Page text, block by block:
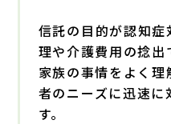
信託の目的が認知
理や介護費用の捻出
家族の事情をよく
者のニーズに迅速に
す。